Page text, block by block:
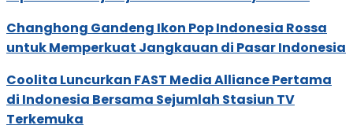
Changhong Gandeng Ikon Pop Indonesia Rossa
untuk Memperkuat Jangkauan di Pasar Indonesia
Coolita Luncurkan FAST Media Alliance Pertama
di Indonesia Bersama Sejumlah Stasiun TV
Terkemuka